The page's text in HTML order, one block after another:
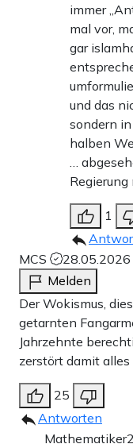
immer
mal vor,
gar
und das
sondern
halben
…
1
MCS
Melden
Der Wokismus,
getarnten
Jahrzehnte
zerstört damit alles
25
Antworten
Mathematiker